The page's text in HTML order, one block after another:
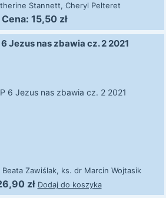
Stannett, Cheryl Pelteret
Cena: 15,50 zł
Jezus nas zbawia cz. 2 2021
Beata Zawiślak, ks. dr Marcin Wojtasik
zł Dodaj do koszyka